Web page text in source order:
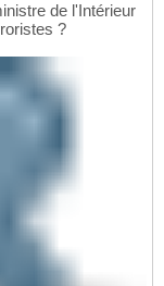
de l'Intérieur
?